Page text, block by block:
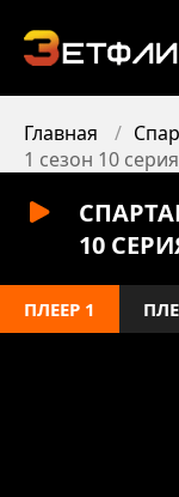
Главная
1 сезон 10 серия
10
ПЛЕЕР 1